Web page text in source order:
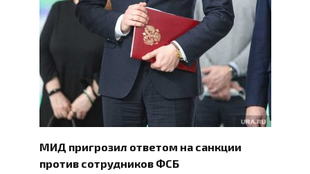
МИД пригрозил ответом на санкции
против сотрудников ФСБ